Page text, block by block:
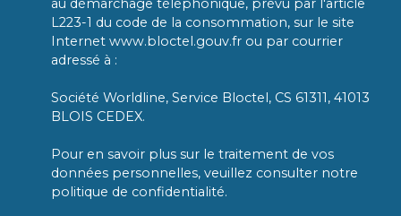
au démarchage téléphonique, prévu par l'article
L223-1 du code de la consommation, sur le site
Internet www.bloctel.gouv.fr ou par courrier
adressé à :
Société Worldline, Service Bloctel, CS 61311, 41013
BLOIS CEDEX.
Pour en savoir plus sur le traitement de vos
données personnelles, veuillez consulter notre
politique de confidentialité.